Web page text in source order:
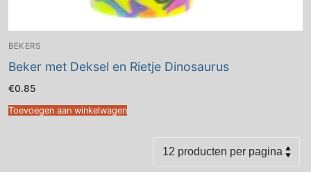
BEKERS
Beker met Deksel en Rietje Dinosaurus
€0.85
Toevoegen aan winkelwagen